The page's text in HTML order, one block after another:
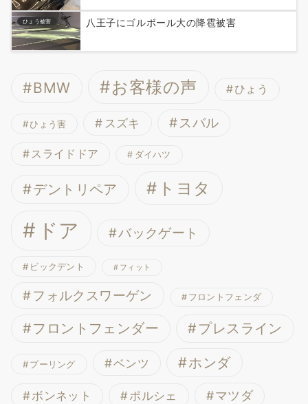
ひょう被害 八王子にゴルボール大の降雹被害
BMW お客様の声 ひょう
ひょう害 スズキ スバル
スライドドア ダイハツ
デントリペア トヨタ
ドア バックゲート
ビックデント フィット
フォルクスワーゲン フロントフェンダ
フロントフェンダー プレスライン
プーリング ベンツ ホンダ
ボンネット ポルシェ マツダ